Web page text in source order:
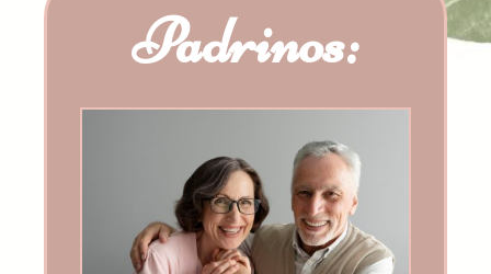
Padrinos: